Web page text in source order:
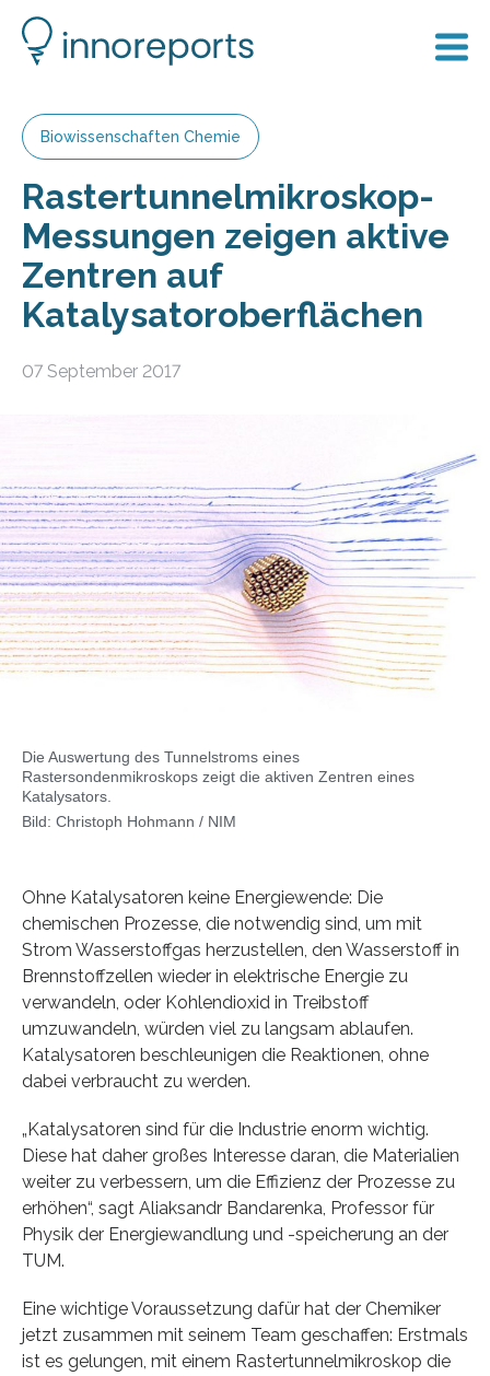
Biowissenschaften Chemie
Rastertunnelmikroskop-
Messungen zeigen aktive
Zentren auf
Katalysatoroberflächen
07 September 2017
Die Auswertung des Tunnelstroms eines
Rastersondenmikroskops zeigt die aktiven Zentren eines
Katalysators.
Bild: Christoph Hohmann / NIM
Ohne Katalysatoren keine Energiewende: Die
chemischen Prozesse, die notwendig sind, um mit
Strom Wasserstoffgas herzustellen, den Wasserstoff in
Brennstoffzellen wieder in elektrische Energie zu
verwandeln, oder Kohlendioxid in Treibstoff
umzuwandeln, würden viel zu langsam ablaufen.
Katalysatoren beschleunigen die Reaktionen, ohne
dabei verbraucht zu werden.
„Katalysatoren sind für die Industrie enorm wichtig.
Diese hat daher großes Interesse daran, die Materialien
weiter zu verbessern, um die Effizienz der Prozesse zu
erhöhen“, sagt Aliaksandr Bandarenka, Professor für
Physik der Energiewandlung und -speicherung an der
TUM.
Eine wichtige Voraussetzung dafür hat der Chemiker
jetzt zusammen mit seinem Team geschaffen: Erstmals
ist es gelungen, mit einem Rastertunnelmikroskop die